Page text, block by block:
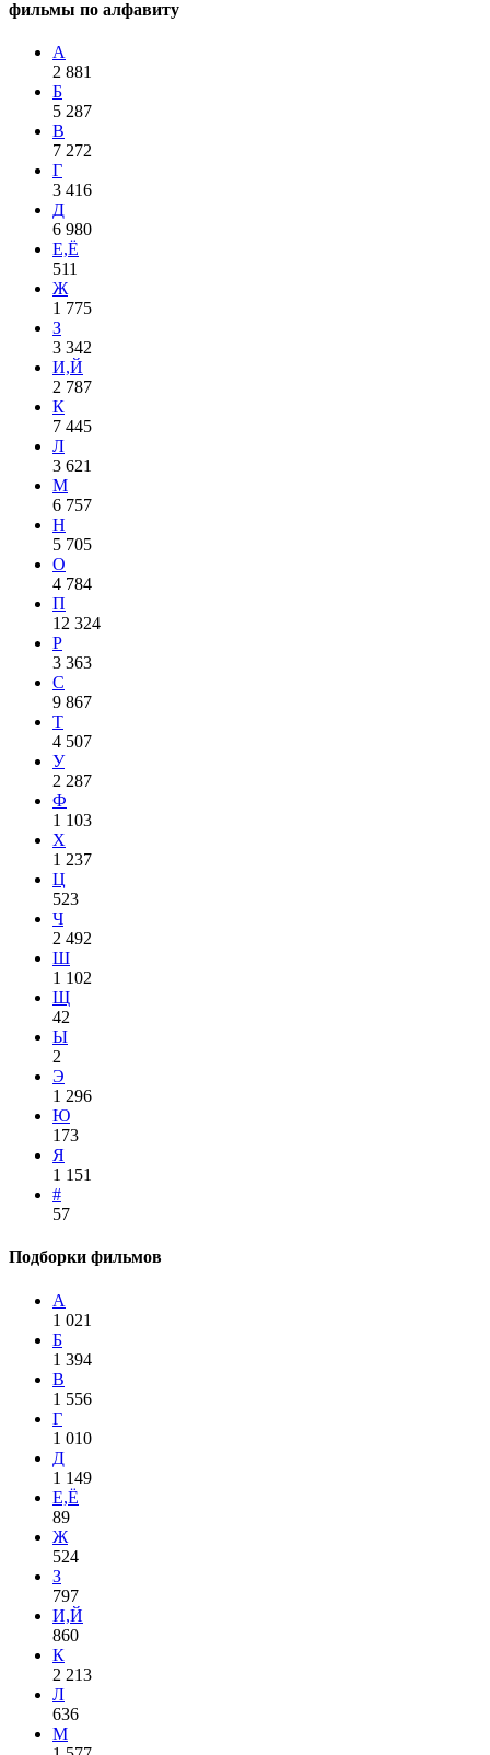
фильмы по алфавиту
А
2 881
Б
5 287
В
7 272
Г
3 416
Д
6 980
Е,Ё
511
Ж
1 775
З
3 342
И,Й
2 787
К
7 445
Л
3 621
М
6 757
Н
5 705
О
4 784
П
12 324
Р
3 363
С
9 867
Т
4 507
У
2 287
Ф
1 103
Х
1 237
Ц
523
Ч
2 492
Ш
1 102
Щ
42
Ы
2
Э
1 296
Ю
173
Я
1 151
#
57
Подборки фильмов
А
1 021
Б
1 394
В
1 556
Г
1 010
Д
1 149
Е,Ё
89
Ж
524
З
797
И,Й
860
К
2 213
Л
636
М